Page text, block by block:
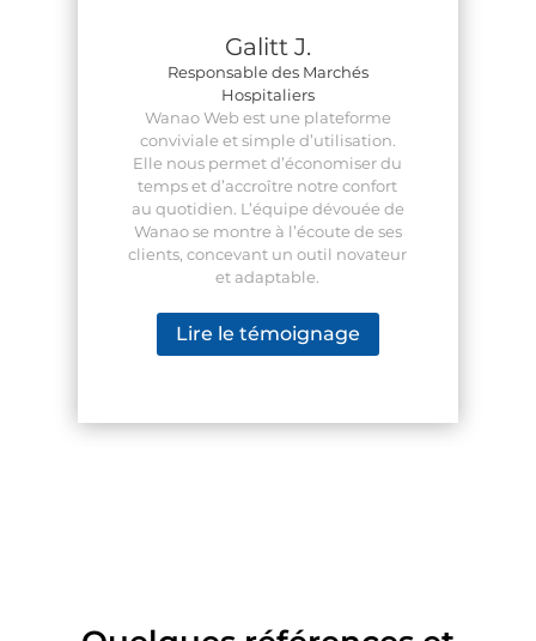
Galitt J.
Responsable des Marchés
Hospitaliers
Wanao Web est une plateforme
conviviale et simple d’utilisation.
Elle nous permet d’économiser du
temps et d’accroître notre confort
au quotidien. L’équipe dévouée de
Wanao se montre à l’écoute de ses
clients, concevant un outil novateur
et adaptable.
Lire le témoignage